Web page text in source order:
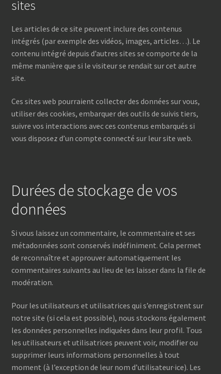
sites
Les articles de ce site peuvent inclure des contenus
intégrés (par exemple des vidéos, images, articles…). Le
contenu intégré depuis d’autres sites se comporte de la
même manière que si le visiteur se rendait sur cet autre
site.
Ces sites web pourraient collecter des données sur vous,
utiliser des cookies, embarquer des outils de suivis tiers,
suivre vos interactions avec ces contenus embarqués si
vous disposez d’un compte connecté sur leur site web.
Durées de stockage de vos
données
Si vous laissez un commentaire, le commentaire et ses
métadonnées sont conservés indéfiniment. Cela permet
de reconnaître et approuver automatiquement les
commentaires suivants au lieu de les laisser dans la file de
modération.
Pour les utilisateurs et utilisatrices qui s’enregistrent sur
notre site (si cela est possible), nous stockons également
les données personnelles indiquées dans leur profil. Tous
les utilisateurs et utilisatrices peuvent voir, modifier ou
supprimer leurs informations personnelles à tout
moment (à l’exception de leur nom d’utilisateur·ice). Les